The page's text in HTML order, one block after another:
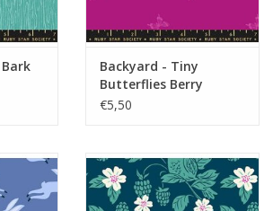
Backyard - Tiny
Butterflies Berry
€5,50